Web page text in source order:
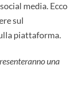
media. Ecco
sul
piattaforma.
una